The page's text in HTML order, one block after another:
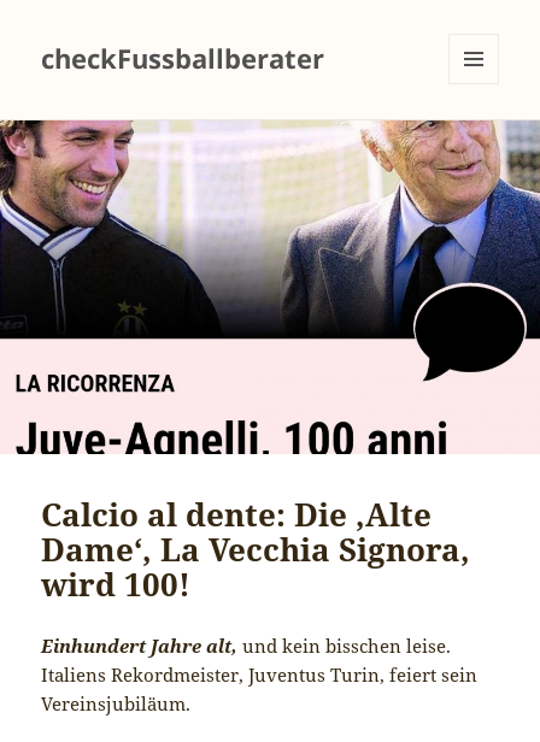
checkFussballberater
UND
WIDGETS
Calcio al dente: Die ‚Alte
Dame‘, La Vecchia Signora,
wird 100!
Einhundert Jahre alt, und kein bisschen leise.
Italiens Rekordmeister, Juventus Turin, feiert sein
Vereinsjubiläum.